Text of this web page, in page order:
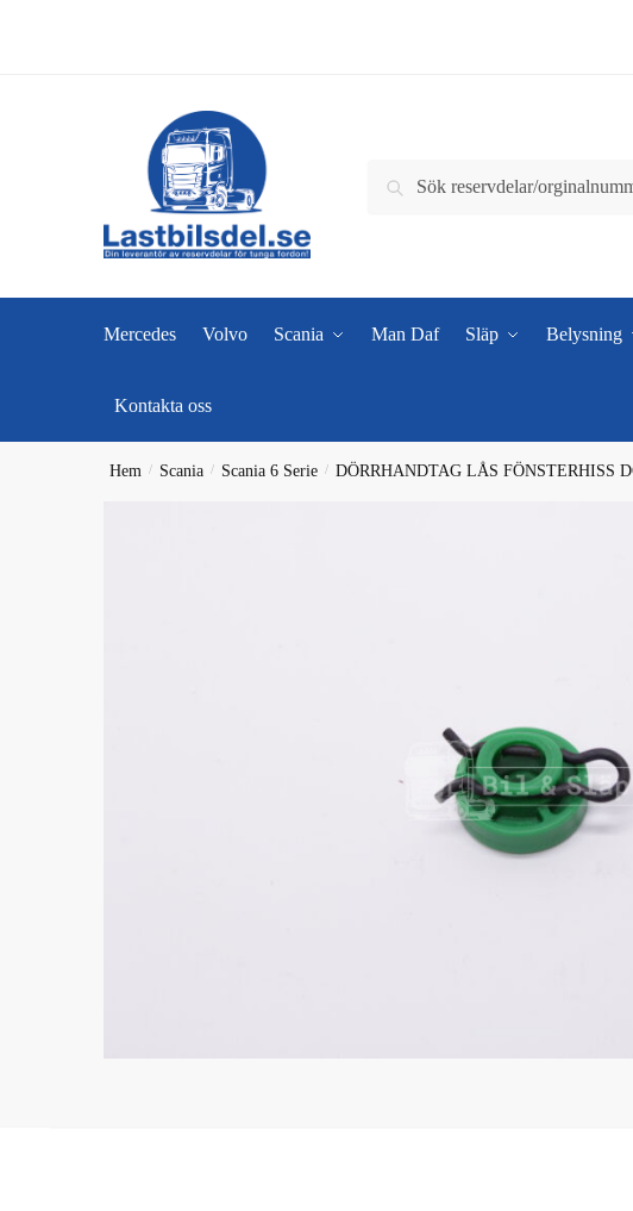
Sök
Mercedes Volvo Scania Man Daf Släp Belysning
Kontakta oss
Hem / Scania / Scania 6 Serie / DÖRRHANDTAG LÅS FÖNSTERHISS